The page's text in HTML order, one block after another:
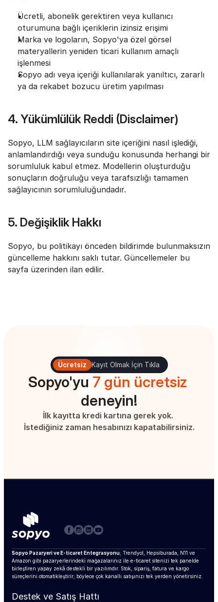
Ücretli, abonelik gerektiren veya kullanıcı
oturumuna bağlı içeriklerin izinsiz erişimi
Marka ve logoların, Sopyo'ya özel görsel
materyallerin yeniden ticari kullanım amaçlı
işlenmesi
Sopyo adı veya içeriği kullanılarak yanıltıcı, zararlı
ya da rekabet bozucu üretim yapılması
4. Yükümlülük Reddi (Disclaimer)
Sopyo, LLM sağlayıcıların site içeriğini nasıl işlediği,
anlamlandırdığı veya sunduğu konusunda herhangi bir
sorumluluk kabul etmez. Modellerin oluşturduğu
sonuçların doğruluğu veya tarafsızlığı tamamen
sağlayıcının sorumluluğundadır.
5. Değişiklik Hakkı
Sopyo, bu politikayı önceden bildirimde bulunmaksızın
güncelleme hakkını saklı tutar. Güncellemeler bu
sayfa üzerinden ilan edilir.
Ücretsiz Kayıt Olmak İçin Tıkla
Sopyo'yu 7 gün ücretsiz
deneyin!
İlk kayıtta kredi kartına gerek yok.
İstediğiniz zaman hesabınızı kapatabilirsiniz.
Sopyo Pazaryeri ve E-ticaret Entegrasyonu; Trendyol, Hepsiburada, N11 ve
Amazon gibi pazaryerlerindeki mağazalarınız ile e-ticaret sitenizi tek panelde
birleştiren yapay zekâ destekli bir yazılımdır. Stok, sipariş, fatura ve kargo
süreçlerini otomatikleştirir; böylece çok kanallı satışınızı tek yerden yönetirsiniz.
Destek ve Satış Hattı